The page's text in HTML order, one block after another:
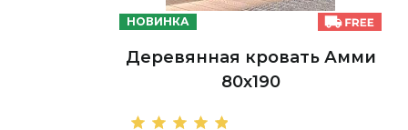
НОВИНКА
Деревянная кровать Амми
80х190